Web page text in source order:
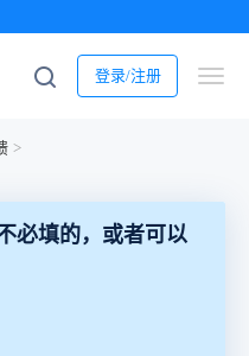
登录/注册
>
必填的，或者可以